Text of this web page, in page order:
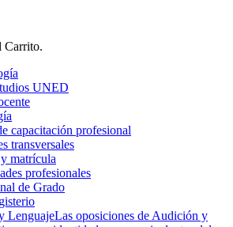
Carrito.
UNED
capacitación profesional
transversales
matrícula
profesionales
de Grado
LenguajeLas oposiciones de Audición y